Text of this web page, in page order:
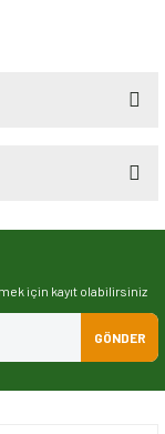
diğer konularda
için kayıt olabilirsiniz
GÖNDER